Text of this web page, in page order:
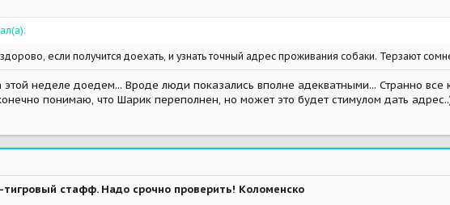
если получится доехать, и узнать точный адрес проживания собаки. Терзают
неделе доедем... Вроде люди показались вполне адекватными... Странно все
понимаю, что Шарик переполнен, но может это будет стимулом дать
тигровый стафф. Надо срочно проверить! Коломенско